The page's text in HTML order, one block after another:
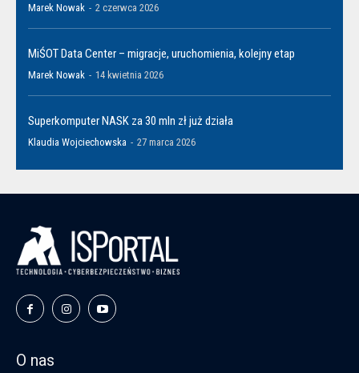
Marek Nowak - 2 czerwca 2026
MiŚOT Data Center – migracje, uruchomienia, kolejny etap
Marek Nowak - 14 kwietnia 2026
Superkomputer NASK za 30 mln zł już działa
Klaudia Wojciechowska - 27 marca 2026
O nas